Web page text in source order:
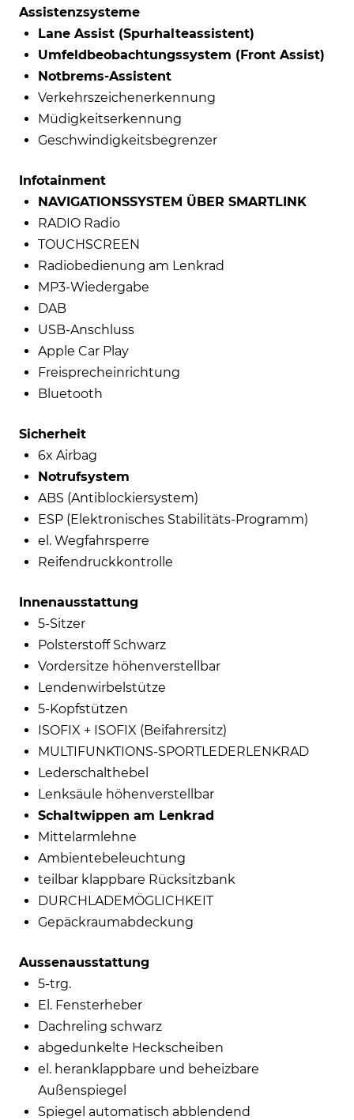
Assistenzsysteme
Lane Assist (Spurhalteassistent)
Umfeldbeobachtungssystem (Front Assist)
Notbrems-Assistent
Verkehrszeichenerkennung
Müdigkeitserkennung
Geschwindigkeitsbegrenzer
Infotainment
NAVIGATIONSSYSTEM ÜBER SMARTLINK
RADIO Radio
TOUCHSCREEN
Radiobedienung am Lenkrad
MP3-Wiedergabe
DAB
USB-Anschluss
Apple Car Play
Freisprecheinrichtung
Bluetooth
Sicherheit
6x Airbag
Notrufsystem
ABS (Antiblockiersystem)
ESP (Elektronisches Stabilitäts-Programm)
el. Wegfahrsperre
Reifendruckkontrolle
Innenausstattung
5-Sitzer
Polsterstoff Schwarz
Vordersitze höhenverstellbar
Lendenwirbelstütze
5-Kopfstützen
ISOFIX + ISOFIX (Beifahrersitz)
MULTIFUNKTIONS-SPORTLEDERLENKRAD
Lederschalthebel
Lenksäule höhenverstellbar
Schaltwippen am Lenkrad
Mittelarmlehne
Ambientebeleuchtung
teilbar klappbare Rücksitzbank
DURCHLADEMÖGLICHKEIT
Gepäckraumabdeckung
Aussenausstattung
5-trg.
El. Fensterheber
Dachreling schwarz
abgedunkelte Heckscheiben
el. heranklappbare und beheizbare
Außenspiegel
Spiegel automatisch abblendend